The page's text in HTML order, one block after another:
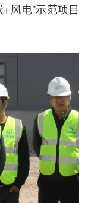
风电”示范项目